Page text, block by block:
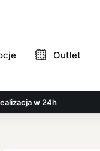
Outlet
w 24h